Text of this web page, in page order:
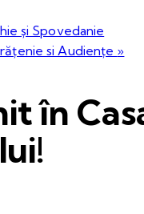
și Spovedanie
si Audiențe »
în